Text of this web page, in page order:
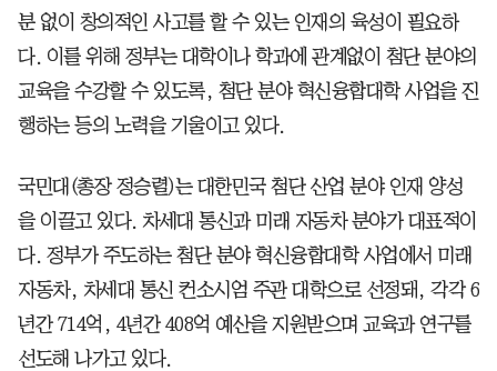
분 없이 창의적인 사고를 할 수 있는 인재의 육성이 필요하
다. 이를 위해 정부는 대학이나 학과에 관계없이 첨단 분야의
교육을 수강할 수 있도록, 첨단 분야 혁신융합대학 사업을 진
행하는 등의 노력을 기울이고 있다.
국민대(총장 정승렬)는 대한민국 첨단 산업 분야 인재 양성
을 이끌고 있다. 차세대 통신과 미래 자동차 분야가 대표적이
다. 정부가 주도하는 첨단 분야 혁신융합대학 사업에서 미래
자동차, 차세대 통신 컨소시엄 주관 대학으로 선정돼, 각각 6
년간 714억, 4년간 408억 예산을 지원받으며 교육과 연구를
선도해 나가고 있다.